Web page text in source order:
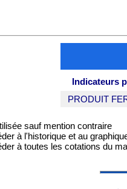
Indicateurs
PRODUIT
sauf mention contraire
à l'historique et au
à toutes les cotations du